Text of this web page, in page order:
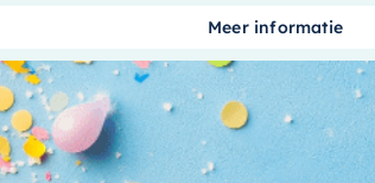
bad, je zult altijd kunnen genieten
zorgt degrijze kleurvoor een
Meer informatie